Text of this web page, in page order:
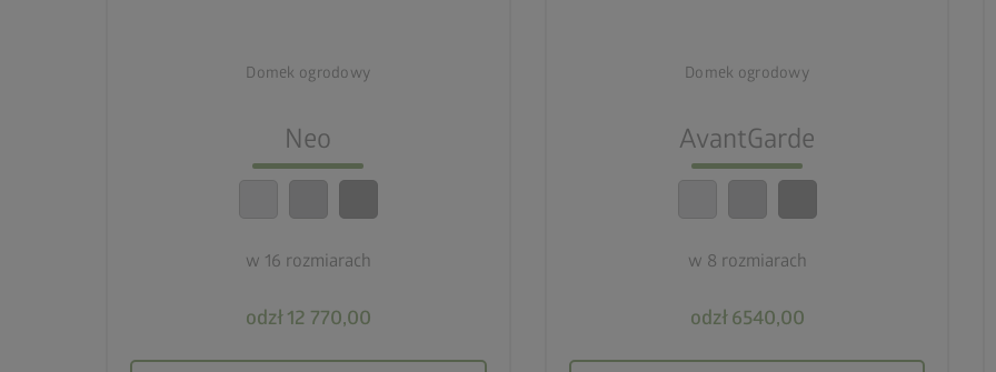
Domek ogrodowy
Neo
w 16 rozmiarach
odzł 12 770,00
16 rozmiarów
Optymalne standardy bezpieczeństwa
20-letnia gwarancja
Domek ogrodowy
AvantGarde
w 8 rozmiarach
odzł 6540,00
Osiem rozmiarów
Optymalne standardy bezpieczeństwa
20-letnia gwarancja